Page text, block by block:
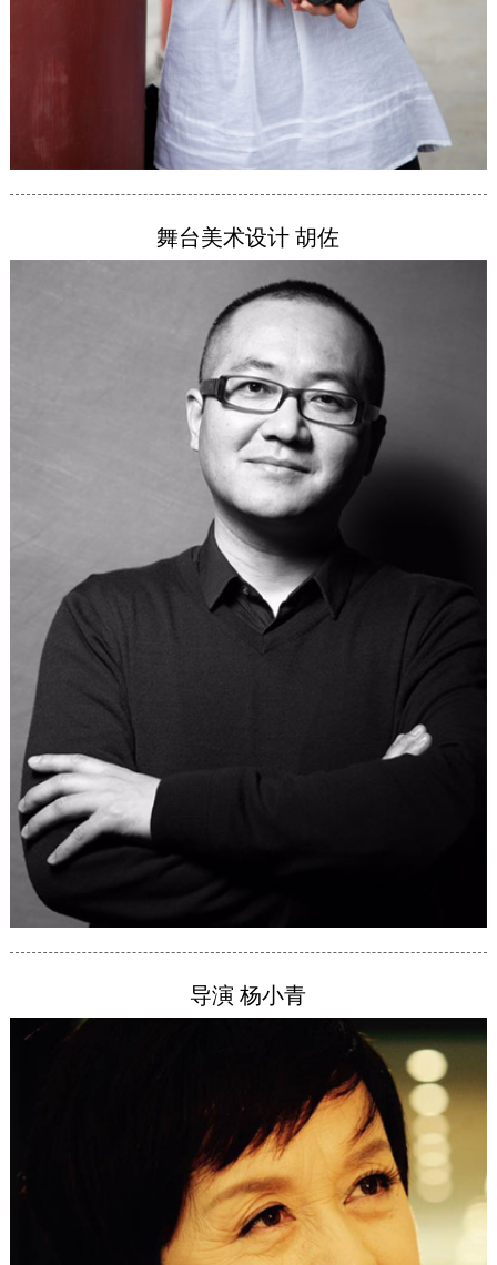
舞台美术设计 胡佐
导演 杨小青